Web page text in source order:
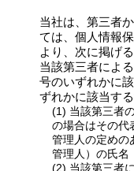
当社は、第三者
ては、個人情報
より、次に掲げ
当該第三者によ
号のいずれかに
ずれかに該当す
(1) 当該第三者
の場合はその代
管理人の定めの
管理人）の氏名
(2) 当該第三者